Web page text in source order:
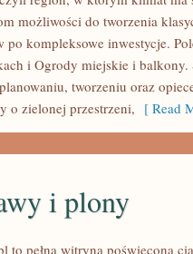
możliwości do tworzenia
po kompleksowe inwestycje.
i Ogrody miejskie i balkony.
tworzeniu oraz
o zielonej przestrzeni, [ Read
i plony
to pełna witryna poświęcona